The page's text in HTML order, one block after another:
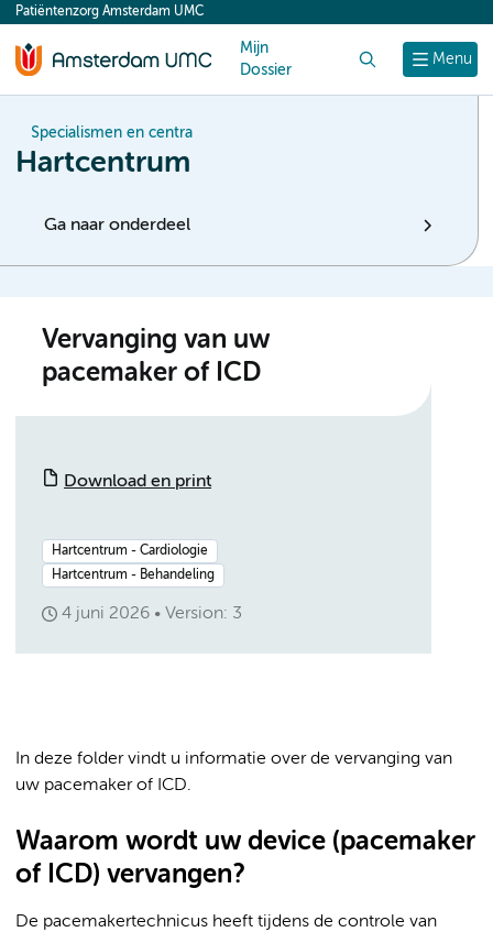
content
Menu
Patiëntenzorg Amsterdam UMC
Mijn
Dossier
Specialismen en centra
Hartcentrum
Ga naar onderdeel
Vervanging van uw
pacemaker of ICD
Download en print
Hartcentrum - Cardiologie
Hartcentrum - Behandeling
4 juni 2026 Version: 3
In deze folder vindt u informatie over de vervanging van
uw pacemaker of ICD.
Waarom wordt uw device (pacemaker
of ICD) vervangen?
De pacemakertechnicus heeft tijdens de controle van